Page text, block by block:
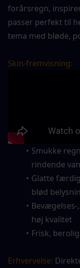
forårsregn,
passer perfekt til
tema med bløde,
Skin-fremvisning:
Smukke
rindende
Glatte
blød
høj kvalitet
Frisk,
Erhvervelse: